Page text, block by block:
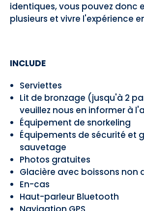
identiques, vous pouvez donc
plusieurs et vivre l'expérience
INCLUDE
Serviettes
Lit de bronzage (jusqu'à 2
veuillez nous en informer à
Équipement de snorkeling
Équipements de sécurité et
sauvetage
Photos gratuites
Glacière avec boissons non
En-cas
Haut-parleur Bluetooth